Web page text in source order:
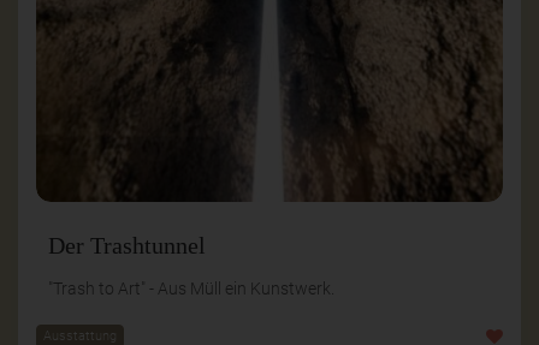
Der Trashtunnel
"Trash to Art" - Aus Müll ein Kunstwerk.
Ausstattung